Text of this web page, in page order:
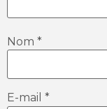
Nom *
E-mail *